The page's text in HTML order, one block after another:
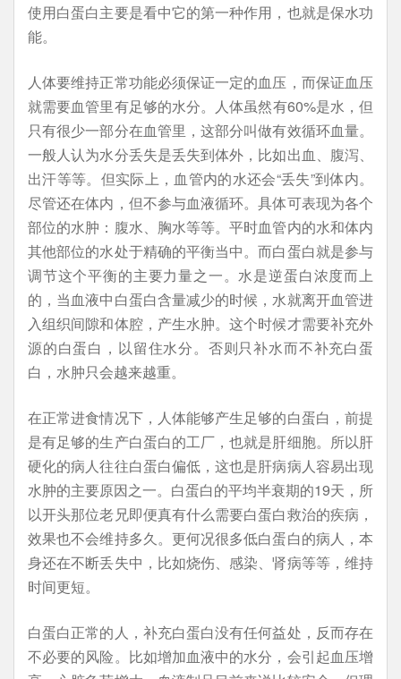
使用白蛋白主要是看中它的第一种作用，也就是保水功
能。
人体要维持正常功能必须保证一定的血压，而保证血压
就需要血管里有足够的水分。人体虽然有60%是水，但
只有很少一部分在血管里，这部分叫做有效循环血量。
一般人认为水分丢失是丢失到体外，比如出血、腹泻、
出汗等等。但实际上，血管内的水还会“丢失”到体内。
尽管还在体内，但不参与血液循环。具体可表现为各个
部位的水肿：腹水、胸水等等。平时血管内的水和体内
其他部位的水处于精确的平衡当中。而白蛋白就是参与
调节这个平衡的主要力量之一。水是逆蛋白浓度而上
的，当血液中白蛋白含量减少的时候，水就离开血管进
入组织间隙和体腔，产生水肿。这个时候才需要补充外
源的白蛋白，以留住水分。否则只补水而不补充白蛋
白，水肿只会越来越重。
在正常进食情况下，人体能够产生足够的白蛋白，前提
是有足够的生产白蛋白的工厂，也就是肝细胞。所以肝
硬化的病人往往白蛋白偏低，这也是肝病病人容易出现
水肿的主要原因之一。白蛋白的平均半衰期的19天，所
以开头那位老兄即便真有什么需要白蛋白救治的疾病，
效果也不会维持多久。更何况很多低白蛋白的病人，本
身还在不断丢失中，比如烧伤、感染、肾病等等，维持
时间更短。
白蛋白正常的人，补充白蛋白没有任何益处，反而存在
不必要的风险。比如增加血液中的水分，会引起血压增